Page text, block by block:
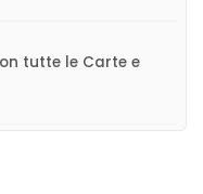
tutte le Carte e